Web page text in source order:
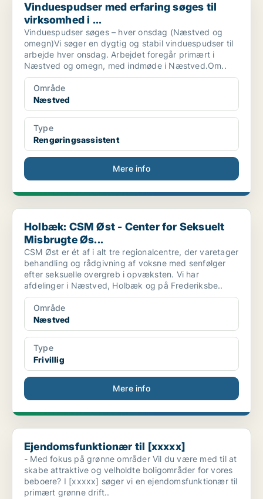
Vinduespudser med erfaring søges til
virksomhed i ...
Vinduespudser søges – hver onsdag (Næstved og
omegn)Vi søger en dygtig og stabil vinduespudser til
arbejde hver onsdag. Arbejdet foregår primært i
Næstved og omegn, med indmøde i Næstved.Om..
Område
Næstved
Type
Rengøringsassistent
Mere info
Holbæk: CSM Øst - Center for Seksuelt Misbrugte Øs...
Holbæk: CSM Øst - Center for Seksuelt
Misbrugte Øs...
CSM Øst er ét af i alt tre regionalcentre, der varetager
behandling og rådgivning af voksne med senfølger
efter seksuelle overgreb i opvæksten. Vi har
afdelinger i Næstved, Holbæk og på Frederiksbe..
Område
Næstved
Type
Frivillig
Mere info
Ejendomsfunktionær til [xxxxx]
Ejendomsfunktionær til [xxxxx]
- Med fokus på grønne områder Vil du være med til at
skabe attraktive og velholdte boligområder for vores
beboere? I [xxxxx] søger vi en ejendomsfunktionær til
primært grønne drift..